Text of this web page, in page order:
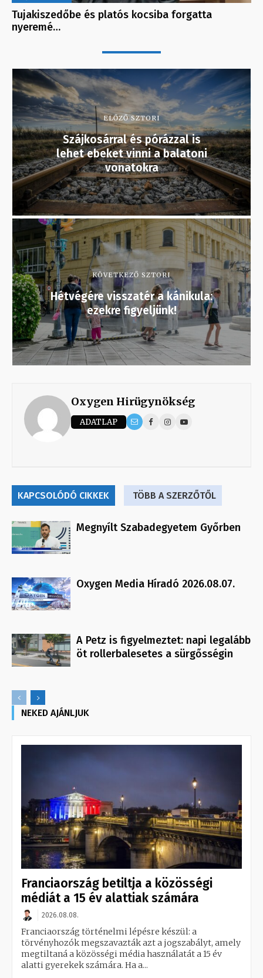
Tujakiszedőbe és platós kocsiba forgatta
nyeremé…
ELŐZŐ SZTORI
Szájkosárral és pórázzal is
lehet ebeket vinni a balatoni
vonatokra
KÖVETKEZŐ SZTORI
Hétvégére visszatér a kánikula:
ezekre figyeljünk!
Oxygen Hirügynökség
ADATLAP
KAPCSOLÓDÓ CIKKEK TÖBB A SZERZŐTŐL
Megnyílt Szabadegyetem Győrben
Oxygen Media Híradó 2026.08.07.
A Petz is figyelmeztet: napi legalább
öt rollerbalesetes a sürgősségin
NEKED AJÁNLJUK
Franciaország betiltja a közösségi
médiát a 15 év alattiak számára
2026.08.08.
Franciaország történelmi lépésre készül: a
törvényhozók megszavazták azt a jogszabályt, amely
megtiltaná a közösségi média használatát a 15 év
alatti gyerekek számára. Ha a...